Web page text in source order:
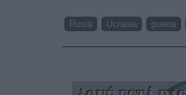
Rusia Ucrania guerra